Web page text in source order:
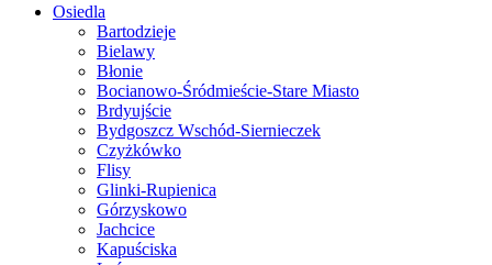
Osiedla
Bartodzieje
Bielawy
Błonie
Bocianowo-Śródmieście-Stare Miasto
Brdyujście
Bydgoszcz Wschód-Siernieczek
Czyżkówko
Flisy
Glinki-Rupienica
Górzyskowo
Jachcice
Kapuściska